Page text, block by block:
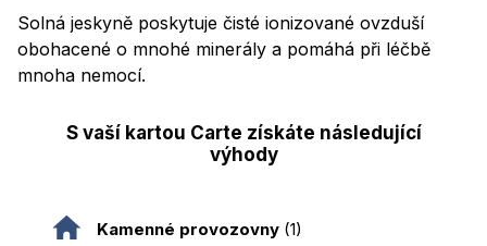
Solná jeskyně poskytuje čisté ionizované ovzduší
obohacené o mnohé minerály a pomáhá při léčbě
mnoha nemocí.
S vaší kartou Carte získáte následující
výhody
Kamenné provozovny (1)